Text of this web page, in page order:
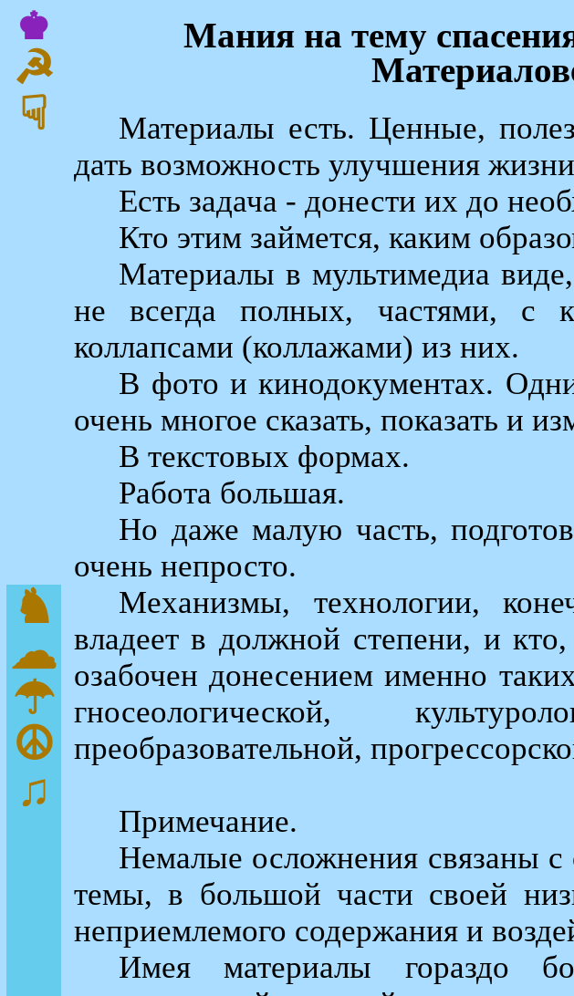
♚
☭
☟
♞
☁
☂
☮
♫
Мания на тему
Материалы есть. Ценные,
дать возможность улучшения
Есть задача - донести их до
Кто этим займется, каким
Материалы в мультимедиа
не всегда полных, частями, с
коллапсами (коллажами) из них.
В фото и кинодокументах.
очень многое сказать, показать и
В текстовых формах.
Работа большая.
Но даже малую часть,
очень непросто.
Механизмы, технологии,
владеет в должной степени, и
озабочен донесением именно
гносеологической,
преобразовательной,
Примечание.
Немалые осложнения связаны
темы, в большой части своей
неприемлемого содержания и
Имея материалы гораздо